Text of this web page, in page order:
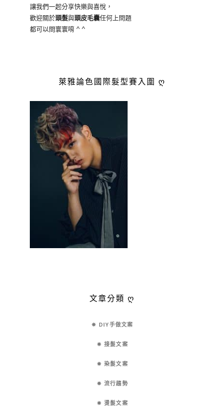
讓我們一起分享快樂與喜悅，
歡迎關於頭髮與頭皮毛囊任何上問題
都可以問寰寰唷 ^ ^
萊雅論色國際髮型賽入圍 ღ
文章分類 ღ
✵ DIY手做文案
✵ 接髮文案
✵ 染髮文案
✵ 流行趨勢
✵ 燙髮文案